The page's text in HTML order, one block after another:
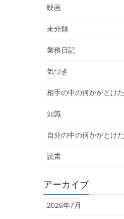
映画
未分類
業務日記
気づき
相手の中の何かがとけた
知識
自分の中の何かがとけた
読書
アーカイブ
2026年7月